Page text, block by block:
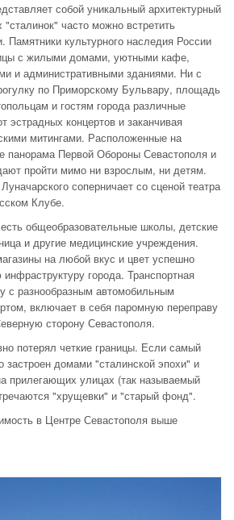
собой уникальный архитектурный
часто можно встретить
Памятники культурного наследия России
с жилыми домами, уютными кафе,
и административными зданиями. Ни с
по Приморскому Бульвару, площадь
и гостям города различные
эстрадных концертов и заканчивая
митингами. Расположенные на
панорама Первой Обороны Севастополя и
пройти мимо ни взрослым, ни детям.
соперничает со сценой театра
Клубе.
общеобразовательные школы, детские
и другие медицинские учреждения.
на любой вкус и цвет успешно
города. Транспортная
с разнообразным автомобильным
включает в себя паромную переправу
сторону Севастополя.
потерял четкие границы. Если самый
застроен домами "сталинской эпохи" и
прилегающих улицах (так называемый
"хрущевки" и "старый фонд".
в Центре Севастополя выше